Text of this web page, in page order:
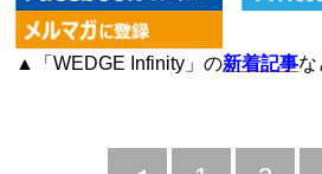
▲「WEDGE Infinity」の新着記事な